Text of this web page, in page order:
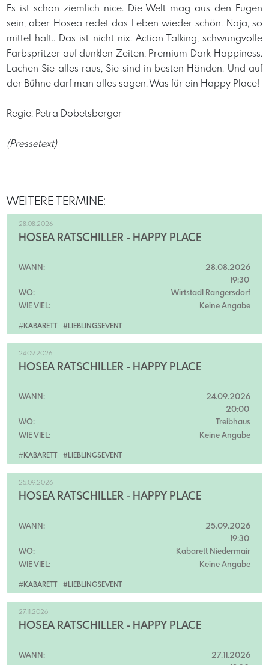
Es ist schon ziemlich nice. Die Welt mag aus den Fugen
sein, aber Hosea redet das Leben wieder schön. Naja, so
mittel halt.. Das ist nicht nix. Action Talking, schwungvolle
Farbspritzer auf dunklen Zeiten, Premium Dark-Happiness.
Lachen Sie alles raus, Sie sind in besten Händen. Und auf
der Bühne darf man alles sagen. Was für ein Happy Place!
Regie: Petra Dobetsberger
(Pressetext)
WEITERE TERMINE:
#KABARETT #LIEBLINGSEVENT
28.08.2026
HOSEA RATSCHILLER - HAPPY PLACE
WANN:
28.08.2026
19:30
WO:
Wirtstadl Rangersdorf
WIE VIEL:
Keine Angabe
#KABARETT #LIEBLINGSEVENT
24.09.2026
HOSEA RATSCHILLER - HAPPY PLACE
WANN:
24.09.2026
20:00
WO:
Treibhaus
WIE VIEL:
Keine Angabe
#KABARETT #LIEBLINGSEVENT
25.09.2026
HOSEA RATSCHILLER - HAPPY PLACE
WANN:
25.09.2026
19:30
WO:
Kabarett Niedermair
WIE VIEL:
Keine Angabe
27.11.2026
HOSEA RATSCHILLER - HAPPY PLACE
WANN:
27.11.2026